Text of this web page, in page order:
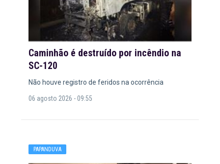
Caminhão é destruído por incêndio na
SC-120
Não houve registro de feridos na ocorrência
06 agosto 2026 - 09:55
PAPANDUVA